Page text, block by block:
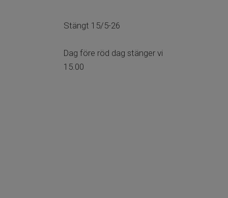
​​​​​​​Stängt 15/5-26
​​​​​​​​​​​​​​​​​​​​​Dag före röd dag stänger vi
15.00